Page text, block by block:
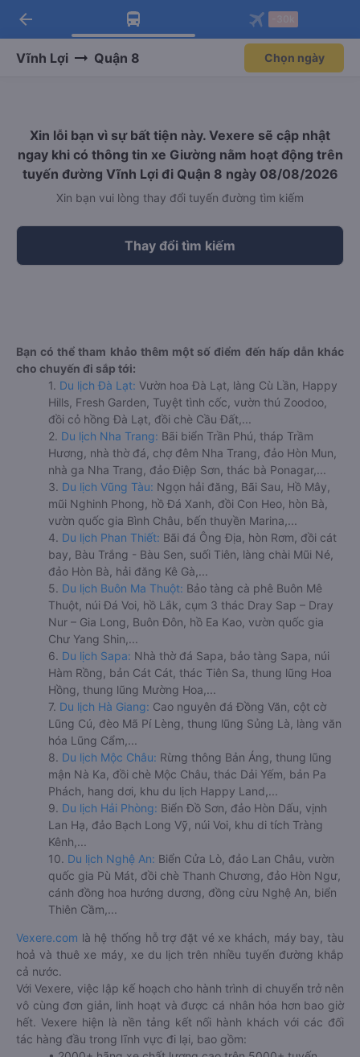
Tải app Vexere ngay!
Nhận ưu đãi thành viên độc
Mở app
Tải app Vexere
-30k/ghế khi đặt vé máy bay qua
Mở app
arrow_back
Vĩnh Lợi Quận 8 Chọn ngày
Xin lỗi bạn vì sự bất tiện này. Vexere sẽ cập nhật
ngay khi có thông tin xe Giường nằm hoạt động trên
tuyến đường Vĩnh Lợi đi Quận 8 ngày 08/08/2026
Xin bạn vui lòng thay đổi tuyến đường tìm kiếm
Thay đổi tìm kiếm
Bạn có thể tham khảo thêm một số điểm đến hấp dẫn khác
cho chuyến đi sắp tới:
1. Du lịch Đà Lạt: Vườn hoa Đà Lạt, làng Cù Lần, Happy
Hills, Fresh Garden, Tuyệt tình cốc, vườn thú Zoodoo,
đồi cỏ hồng Đà Lạt, đồi chè Cầu Đất,...
2. Du lịch Nha Trang: Bãi biển Trần Phú, tháp Trầm
Hương, nhà thờ đá, chợ đêm Nha Trang, đảo Hòn Mun,
nhà ga Nha Trang, đảo Điệp Sơn, thác bà Ponagar,...
3. Du lịch Vũng Tàu: Ngọn hải đăng, Bãi Sau, Hồ Mây,
mũi Nghinh Phong, hồ Đá Xanh, đồi Con Heo, hòn Bà,
vườn quốc gia Bình Châu, bến thuyền Marina,...
4. Du lịch Phan Thiết: Bãi đá Ông Địa, hòn Rơm, đồi cát
bay, Bàu Trắng - Bàu Sen, suối Tiên, làng chài Mũi Né,
đảo Hòn Bà, hải đăng Kê Gà,...
5. Du lịch Buôn Ma Thuột: Bảo tàng cà phê Buôn Mê
Thuột, núi Đá Voi, hồ Lắk, cụm 3 thác Dray Sap – Dray
Nur – Gia Long, Buôn Đôn, hồ Ea Kao, vườn quốc gia
Chư Yang Shin,...
6. Du lịch Sapa: Nhà thờ đá Sapa, bảo tàng Sapa, núi
Hàm Rồng, bản Cát Cát, thác Tiên Sa, thung lũng Hoa
Hồng, thung lũng Mường Hoa,...
7. Du lịch Hà Giang: Cao nguyên đá Đồng Văn, cột cờ
Lũng Cú, đèo Mã Pí Lèng, thung lũng Sủng Là, làng văn
hóa Lũng Cẩm,...
8. Du lịch Mộc Châu: Rừng thông Bản Áng, thung lũng
mận Nà Ka, đồi chè Mộc Châu, thác Dải Yếm, bản Pa
Phách, hang dơi, khu du lịch Happy Land,...
9. Du lịch Hải Phòng: Biển Đồ Sơn, đảo Hòn Dấu, vịnh
Lan Hạ, đảo Bạch Long Vỹ, núi Voi, khu di tích Tràng
Kênh,...
10. Du lịch Nghệ An: Biển Cửa Lò, đảo Lan Châu, vườn
quốc gia Pù Mát, đồi chè Thanh Chương, đảo Hòn Ngư,
cánh đồng hoa hướng dương, đồng cừu Nghệ An, biển
Thiên Cầm,...
Vexere.com là hệ thống hỗ trợ đặt vé xe khách, máy bay, tàu
hoả và thuê xe máy, xe du lịch trên nhiều tuyến đường khắp
cả nước.
Với Vexere, việc lập kế hoạch cho hành trình di chuyển trở nên
vô cùng đơn giản, linh hoạt và được cá nhân hóa hơn bao giờ
hết. Vexere hiện là nền tảng kết nối hành khách với các đối
tác hàng đầu trong lĩnh vực đi lại, bao gồm: